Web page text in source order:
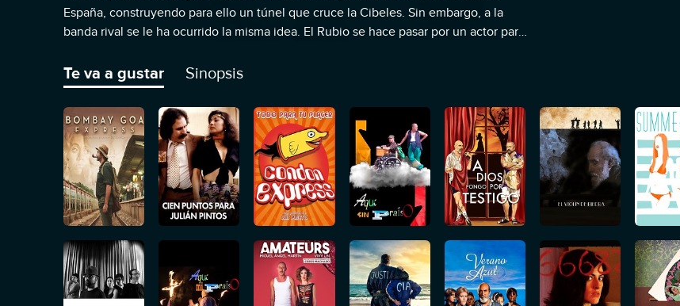
España, construyendo para ello un túnel que cruce la Cibeles. Sin embargo, a la
banda rival se le ha ocurrido la misma idea. El Rubio se hace pasar por un actor para
Te va a gustar Sinopsis